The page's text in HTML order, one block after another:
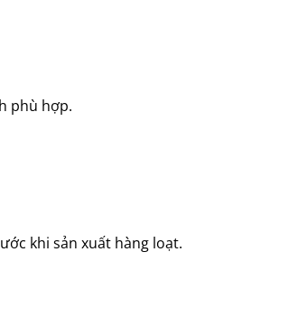
phù hợp.
khi sản xuất hàng loạt.